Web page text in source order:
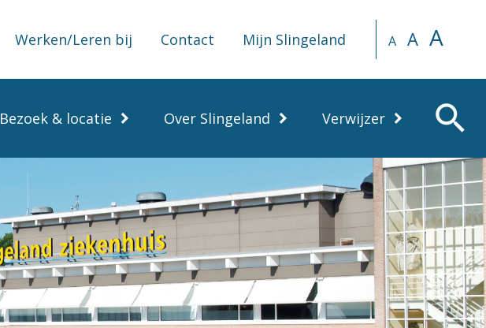
Werken/Leren bij Contact Mijn Slingeland A A A
Bezoek & locatie Over Slingeland Verwijzer search